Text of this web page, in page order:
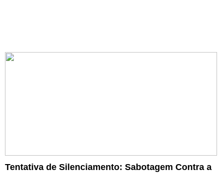
Tentativa de Silenciamento: Sabotagem Contra a